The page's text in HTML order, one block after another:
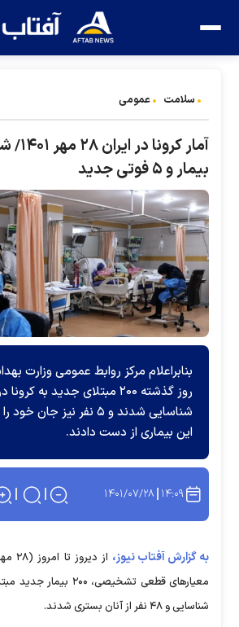
سلامت عمومی
بیمار و ۵ فوتی جدید
بنابراعلام مرکز روابط عمومی وزارت
روز گذشته ۲۰۰ مبتلای جدید به
شناسایی شدند و ۵ نفر نیز
این بیماری از دست دادند.
۱۴:۰۹ ۱۴۰۱/۰۷/۲۸
به گزارش آفتاب نیوز،
شناسایی و ۴۸ نفر از آنان بستری شدند.